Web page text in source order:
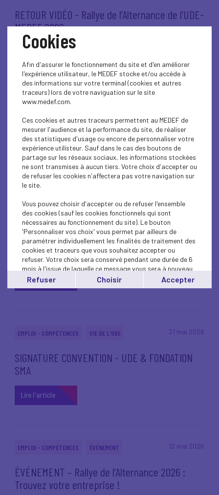
RETOUR VIDÉO - Rallye de l’Alternance de l’UDE-
MEDEF 2026
Lire l'article
VIE DE L'UDE
RENCONTRE INSTITUTIONNELLE - Échange
avec le Directeur de l’ARS de Guadeloupe
Lire l'article
VIE DE L'UDE
RETOUR EN IMAGES - Rallye de l’Alternance
2026 : une mobilisation réussie
Lire l'article
21 mai 2026
EMPLOI - COMPÉTENCES VIE DE L'UDE
SIGNATURE CONVENTION - UDE & FONDATION
SMA
Lire l'article
12 mai 2026
EMPLOI - COMPÉTENCES ÉVÉNEMENT
ÉVÉNEMENT – Rallye de l’Alternance 2026 :
Trouvez votre entreprise !
Cookies
Afin d'assurer le fonctionnement du site et d'en améliorer
l'expérience utilisateur, le MEDEF stocke et/ou accède à
des informations sur votre terminal (cookies et autres
traceurs) lors de votre naviguation sur le site
www.medef.com.
Ces cookies et autres traceurs permettent au MEDEF de
mesurer l'audience et la performance du site, de réaliser
des statistiques d'usage ou encore de personnaliser votre
expérience utilisteur. Sauf dans le cas des boutons de
partage sur les réseaux sociaux, les informations stockées
ne sont transmises à aucun tiers. Votre choix d'accepter ou
de refuser les cookies n'affectera pas votre navigation sur
le site.
Vous pouvez choisir d'accepter ou de refuser l'ensemble
des cookies (sauf les cookies fonctionnels qui sont
nécessaires au fonctionnement du site). Le bouton
'Personnaliser vos choix' vous permet par ailleurs de
paramétrer individuellement les finalités de traitement des
cookies et traceurs que vous souhaitez accepter ou
refuser. Votre choix sera conservé pendant une durée de 6
mois à l'issue de laquelle ce message vous sera à nouveau
affiché..
Vous pouvez modifier votre choix à tout moment en
Refuser Choisir Accepter